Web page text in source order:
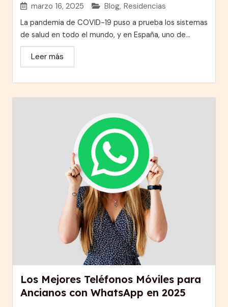
marzo 16, 2025 Blog, Residencias
La pandemia de COVID-19 puso a prueba los sistemas
de salud en todo el mundo, y en España, uno de...
Leer más
Los Mejores Teléfonos Móviles para
Ancianos con WhatsApp en 2025